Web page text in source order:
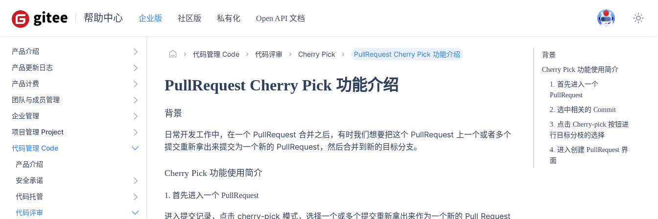
帮助中心 企业版 社区版 私有化 Open API 文档
产品介绍
产品更新日志
产品计费
团队与成员管理
企业管理
项目管理 Project
代码管理 Code
产品介绍
安全承诺
代码托管
代码评审
代码管理 Code 代码评审 Cherry Pick PullRequest Cherry Pick 功能介绍
PullRequest Cherry Pick 功能介绍
背景
日常开发工作中，在一个 PullRequest 合并之后，有时我们想要把这个 PullRequest 上一个或者多个
提交重新拿出来提交为一个新的 PullRequest，然后合并到新的目标分支。
Cherry Pick 功能使用简介
1. 首先进入一个 PullRequest
进入提交记录，点击 cherry-pick 模式，选择一个或多个提交重新拿出来作为一个新的 Pull Request
背景
Cherry Pick 功能使用简介
1. 首先进入一个
PullRequest
2. 选中相关的 Commit
3. 点击 Cherry-pick 按钮进
行目标分枝的选择
4. 进入创建 PullRequest 界
面